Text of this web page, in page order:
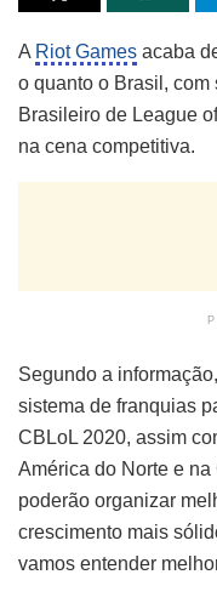
A Riot Games acaba
o quanto o Brasil,
Brasileiro de League
na cena competitiva.
Segundo a
sistema de franquias
CBLoL 2020, assim
América do Norte e
poderão organizar
crescimento mais
vamos entender